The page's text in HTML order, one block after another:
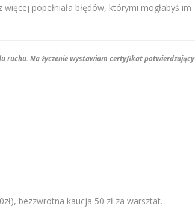
popełniała błędów, którymi mogłabyś im
ruchu. Na życzenie wystawiam certyfikat potwierdzający
bezzwrotna kaucja 50 zł za warsztat.